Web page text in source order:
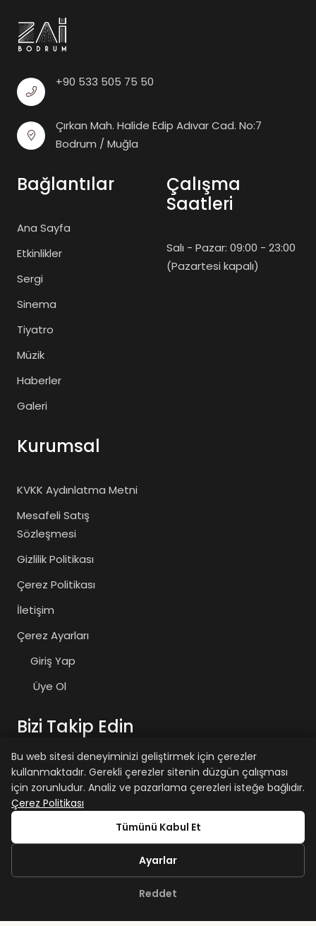
+90 533 505 75 50
Çırkan Mah. Halide Edip Adıvar Cad. No:7
Bodrum / Muğla
Bağlantılar
Ana Sayfa
Etkinlikler
Sergi
Sinema
Tiyatro
Müzik
Haberler
Galeri
Çalışma
Saatleri
Salı - Pazar: 09:00 - 23:00
(Pazartesi kapalı)
Kurumsal
KVKK Aydınlatma Metni
Mesafeli Satış
Sözleşmesi
Gizlilik Politikası
Çerez Politikası
İletişim
Çerez Ayarları
Giriş Yap
Üye Ol
Bizi Takip Edin
zaiyasam zaiyasam
+15 yaş sınırımız vardır.
Bu web sitesi deneyiminizi geliştirmek için çerezler
kullanmaktadır. Gerekli çerezler sitenin düzgün çalışması
için zorunludur. Analiz ve pazarlama çerezleri isteğe bağlıdır.
Çerez Politikası
Tümünü Kabul Et
Ayarlar
Reddet